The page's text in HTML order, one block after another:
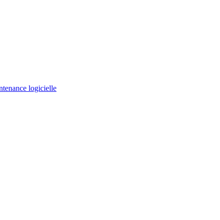
logicielle